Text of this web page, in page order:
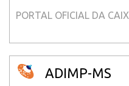
PORTAL OFICIAL DA
ADIMP-MS